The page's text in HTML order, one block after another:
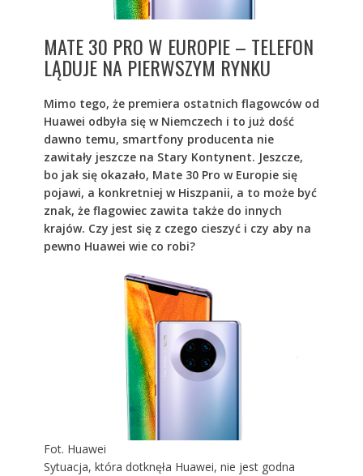
MATE 30 PRO W EUROPIE – TELEFON
LĄDUJE NA PIERWSZYM RYNKU
Mimo tego, że premiera ostatnich flagowców od
Huawei odbyła się w Niemczech i to już dość
dawno temu, smartfony producenta nie
zawitały jeszcze na Stary Kontynent. Jeszcze,
bo jak się okazało, Mate 30 Pro w Europie się
pojawi, a konkretniej w Hiszpanii, a to może być
znak, że flagowiec zawita także do innych
krajów. Czy jest się z czego cieszyć i czy aby na
pewno Huawei wie co robi?
Fot. Huawei
Sytuacja, która dotknęła Huawei, nie jest godna